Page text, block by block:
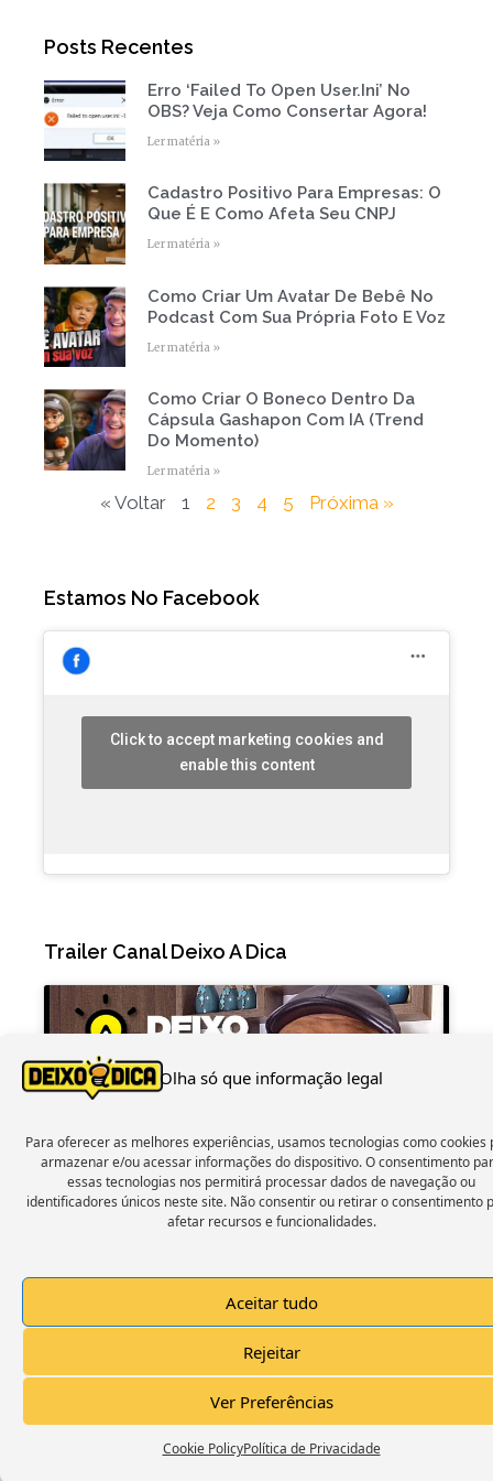
Olha só que informação legal
Para oferecer as melhores experiências, usamos tecnologias como cookies
armazenar e/ou acessar informações do dispositivo. O consentimento
essas tecnologias nos permitirá processar dados de navegação ou
identificadores únicos neste site. Não consentir ou retirar o consentimento
afetar recursos e funcionalidades.
Aceitar tudo
Rejeitar
Ver Preferências
Cookie PolicyPolítica de Privacidade
k
f
a
Posts Recentes
Erro ‘Failed To Open User.ini’ No
OBS? Veja Como Consertar Agora!
Ler matéria »
Cadastro Positivo Para Empresas: O
Que É E Como Afeta Seu CNPJ
Ler matéria »
Como Criar Um Avatar De Bebê No
Podcast Com Sua Própria Foto E Voz
Ler matéria »
Como Criar O Boneco Dentro Da
Cápsula Gashapon Com IA (Trend
Do Momento)
Ler matéria »
« Voltar
Page
1
Page
2
Page
3
Page
4
Page
5 Próxima »
Estamos No Facebook
Click to accept marketing cookies and
enable this content
Trailer Canal Deixo A Dica
Click to accept marketing cookies and
Menu
F
a
e
b
T
w
t
t
I
n
s
t
a